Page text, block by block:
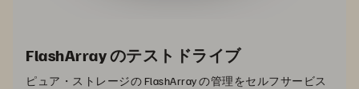
FlashArray のテストドライブ
ピュア・ストレージの FlashArray の管理をセルフサービス